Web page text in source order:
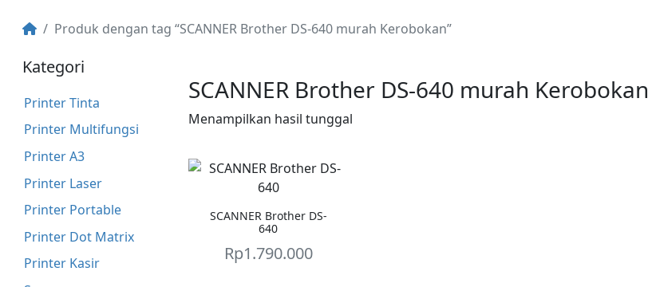
Produk dengan tag “SCANNER Brother DS-640 murah Kerobokan”
Kategori
Printer Tinta
Printer Multifungsi
Printer A3
Printer Laser
Printer Portable
Printer Dot Matrix
Printer Kasir
SCANNER Brother DS-640 murah Kerobokan
Menampilkan hasil tunggal
SCANNER Brother DS-
640
Rp1.790.000